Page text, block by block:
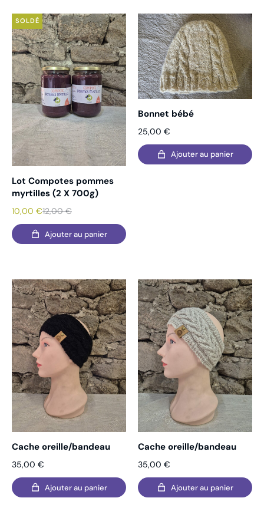
SOLDÉ
Lot Compotes pommes
myrtilles (2 X 700g)
12,00€
10,00 €
Ajouter au panier
Bonnet bébé
25,00 €
Ajouter au panier
Cache oreille/bandeau
35,00 €
Ajouter au panier
Cache oreille/bandeau
35,00 €
Ajouter au panier